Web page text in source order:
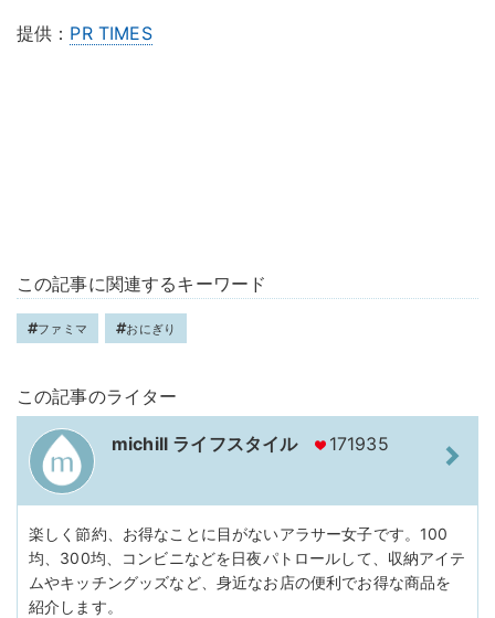
提供： PR TIMES
この記事に関連するキーワード
ファミマ おにぎり
この記事のライター
michill ライフスタイル 171935
楽しく節約、お得なことに目がないアラサー女子です。100
均、300均、コンビニなどを日夜パトロールして、収納アイテ
ムやキッチングッズなど、身近なお店の便利でお得な商品を
紹介します。